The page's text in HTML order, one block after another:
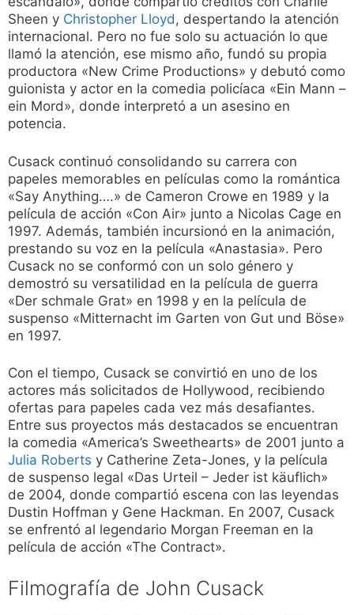
Sheen y Christopher Lloyd, despertando la atención
internacional. Pero no fue solo su actuación lo que
llamó la atención, ese mismo año, fundó su propia
productora «New Crime Productions» y debutó como
guionista y actor en la comedia policíaca «Ein Mann –
ein Mord», donde interpretó a un asesino en
potencia.
Cusack continuó consolidando su carrera con
papeles memorables en películas como la romántica
«Say Anything….» de Cameron Crowe en 1989 y la
película de acción «Con Air» junto a Nicolas Cage en
1997. Además, también incursionó en la animación,
prestando su voz en la película «Anastasia». Pero
Cusack no se conformó con un solo género y
demostró su versatilidad en la película de guerra
«Der schmale Grat» en 1998 y en la película de
suspenso «Mitternacht im Garten von Gut und Böse»
en 1997.
Con el tiempo, Cusack se convirtió en uno de los
actores más solicitados de Hollywood, recibiendo
ofertas para papeles cada vez más desafiantes.
Entre sus proyectos más destacados se encuentran
la comedia «America’s Sweethearts» de 2001 junto a
Julia Roberts y Catherine Zeta-Jones, y la película
de suspenso legal «Das Urteil – Jeder ist käuflich»
de 2004, donde compartió escena con las leyendas
Dustin Hoffman y Gene Hackman. En 2007, Cusack
se enfrentó al legendario Morgan Freeman en la
película de acción «The Contract».
Filmografía de John Cusack